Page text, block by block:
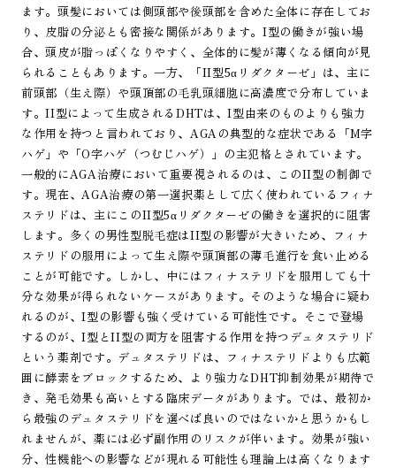
ます。頭髪においては側頭部や後頭部を含めた全体に存在してお
り、皮脂の分泌とも密接な関係があります。I型の働きが強い場
合、頭皮が脂っぽくなりやすく、全体的に髪が薄くなる傾向が見
られることもあります。一方、「II型5αリダクターゼ」は、主に
前頭部（生え際）や頭頂部の毛乳頭細胞に高濃度で分布していま
す。II型によって生成されるDHTは、I型由来のものよりも強力
な作用を持つと言われており、AGAの典型的な症状である「M字
ハゲ」や「O字ハゲ（つむじハゲ）」の主犯格とされています。
一般的にAGA治療において重要視されるのは、このII型の制御で
す。現在、AGA治療の第一選択薬として広く使われているフィナ
ステリドは、主にこのII型5αリダクターゼの働きを選択的に阻害
します。多くの男性型脱毛症はII型の影響が大きいため、フィナ
ステリドの服用によって生え際や頭頂部の薄毛進行を食い止める
ことが可能です。しかし、中にはフィナステリドを服用しても十
分な効果が得られないケースがあります。そのような場合に疑わ
れるのが、I型の影響も強く受けている可能性です。そこで登場
するのが、I型とII型の両方を阻害する作用を持つデュタステリド
という薬剤です。デュタステリドは、フィナステリドよりも広範
囲に酵素をブロックするため、より強力なDHT抑制効果が期待で
き、発毛効果も高いとする臨床データがあります。では、最初か
ら最強のデュタステリドを選べば良いのではないかと思うかもし
れませんが、薬には必ず副作用のリスクが伴います。効果が強い
分、性機能への影響などが現れる可能性も理論上は高くなります